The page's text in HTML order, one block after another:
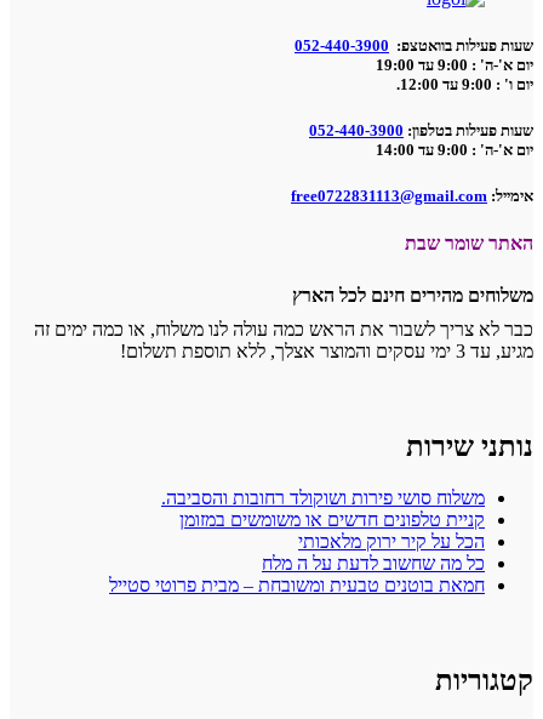
שעות פעילות בוואטצפ: 052-440-3900
יום א'-ה' : 9:00 עד 19:00
יום ו' : 9:00 עד 12:00.
שעות פעילות בטלפון: 052-440-3900
יום א'-ה' : 9:00 עד 14:00
אימייל: free0722831113@gmail.com
האתר שומר שבת
משלוחים מהירים חינם לכל הארץ
כבר לא צריך לשבור את הראש כמה עולה לנו משלוח, או כמה ימים זה
מגיע, עד 3 ימי עסקים והמוצר אצלך, ללא תוספת תשלום!
נותני שירות
משלוח סושי פירות ושוקולד רחובות והסביבה.
קניית טלפונים חדשים או משומשים במזומן
הכל על קיר ירוק מלאכותי
כל מה שחשוב לדעת על ה מלח
חמאת בוטנים טבעית ומשובחת – מבית פרוטי סטייל
קטגוריות